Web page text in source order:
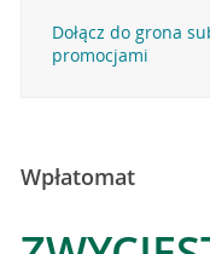
Dołącz do grona
promocjami
Wpłatomat